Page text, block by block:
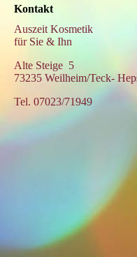
Kontakt
Auszeit Kosmetik
für Sie & Ihn
Alte Steige 5
73235 Weilheim/Teck-
Tel. 07023/71949
Facebook Seite und